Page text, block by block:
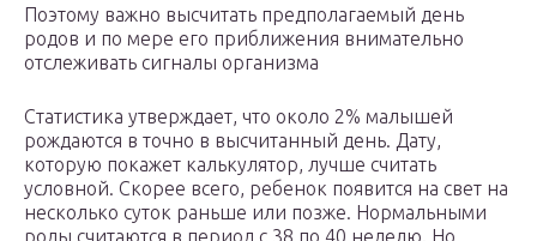
Поэтому важно высчитать предполагаемый день
родов и по мере его приближения внимательно
отслеживать сигналы организма
Статистика утверждает, что около 2% малышей
рождаются в точно в высчитанный день. Дату,
которую покажет калькулятор, лучше считать
условной. Скорее всего, ребенок появится на свет на
несколько суток раньше или позже. Нормальными
роды считаются в период с 38 по 40 неделю. Но